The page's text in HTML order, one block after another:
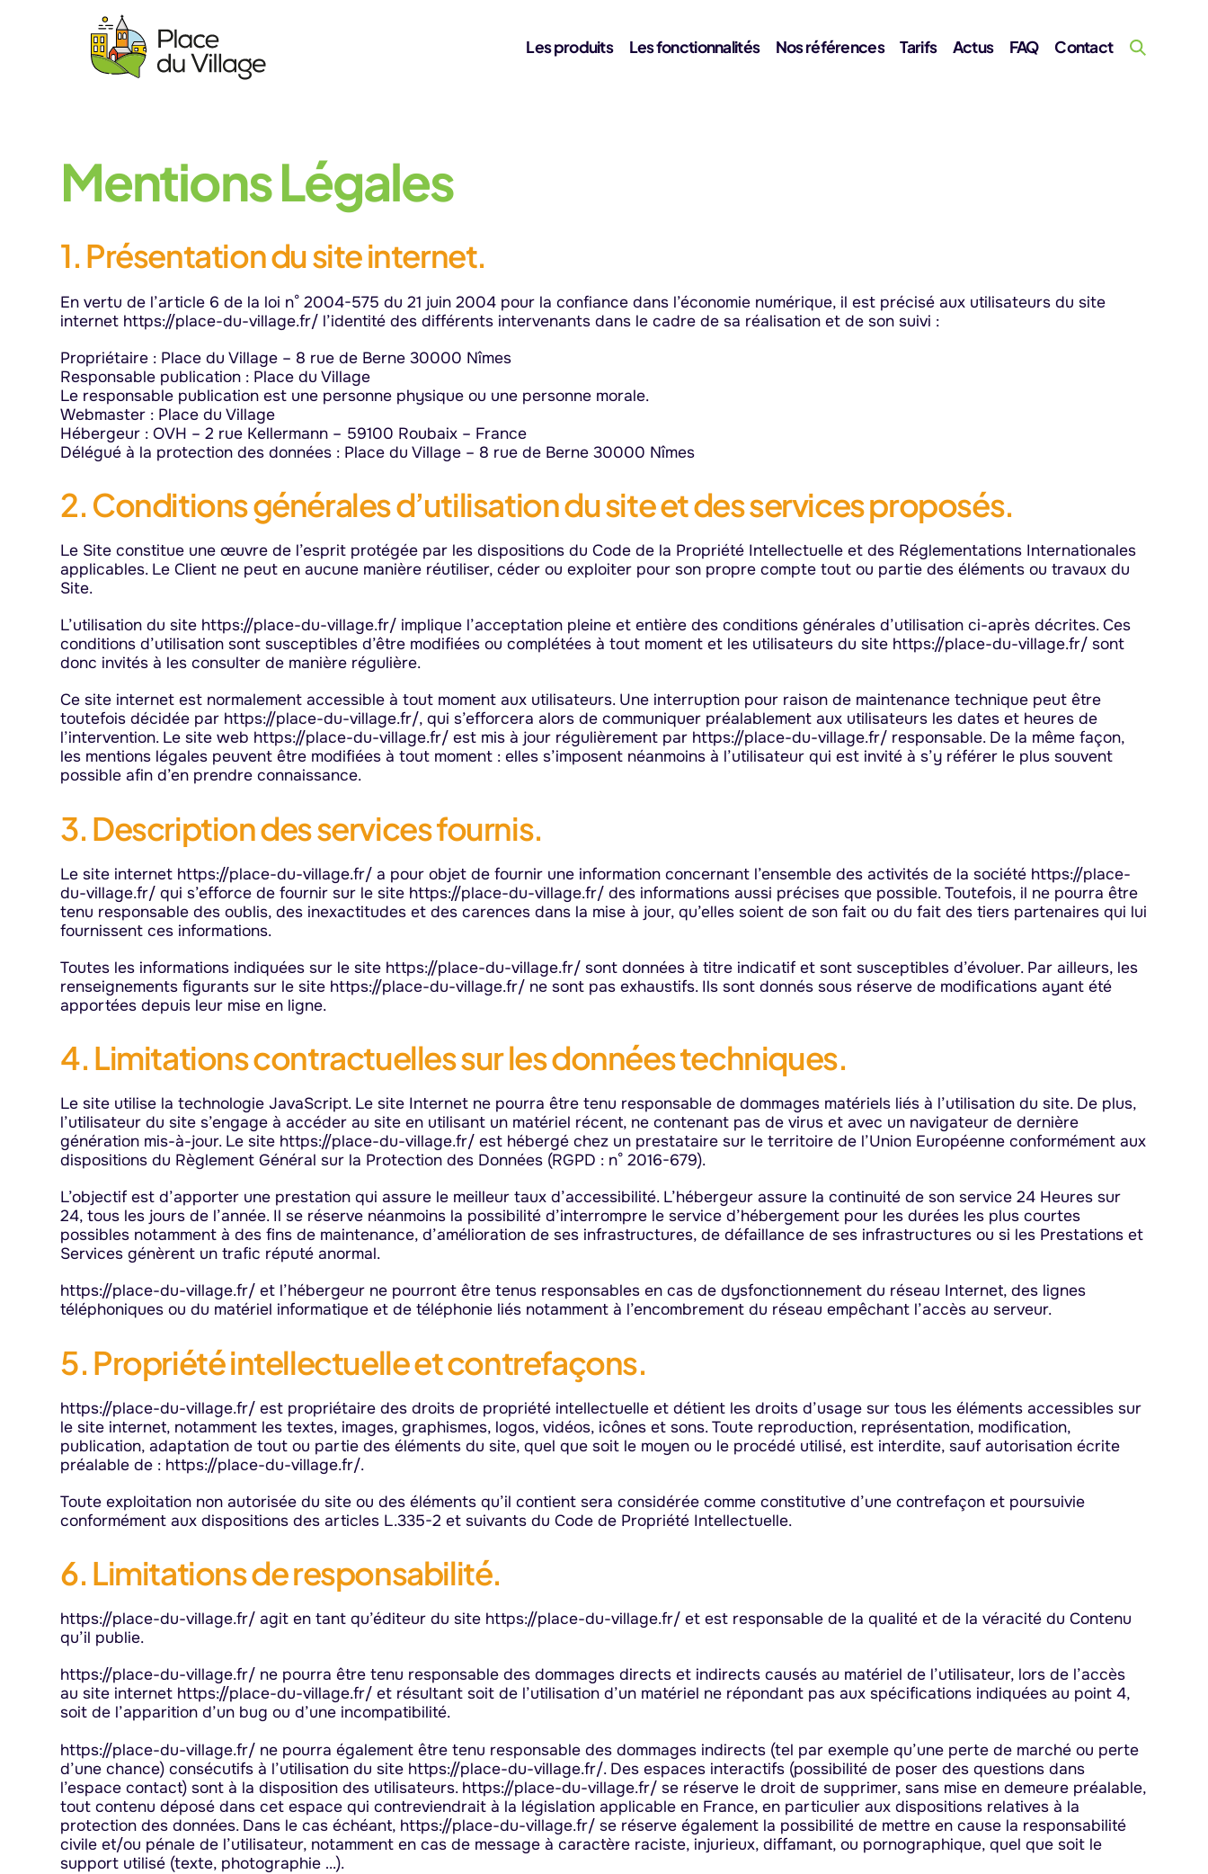
Les produits Les fonctionnalités Nos références Tarifs Actus FAQ Contact
Mentions Légales
1. Présentation du site internet.
En vertu de l’article 6 de la loi n° 2004-575 du 21 juin 2004 pour la confiance dans l’économie numérique, il est précisé aux utilisateurs du site
internet https://place-du-village.fr/ l’identité des différents intervenants dans le cadre de sa réalisation et de son suivi :
Propriétaire : Place du Village – 8 rue de Berne 30000 Nîmes
Responsable publication : Place du Village
Le responsable publication est une personne physique ou une personne morale.
Webmaster : Place du Village
Hébergeur : OVH – 2 rue Kellermann – 59100 Roubaix – France
Délégué à la protection des données : Place du Village – 8 rue de Berne 30000 Nîmes
2. Conditions générales d’utilisation du site et des services proposés.
Le Site constitue une œuvre de l’esprit protégée par les dispositions du Code de la Propriété Intellectuelle et des Réglementations Internationales
applicables. Le Client ne peut en aucune manière réutiliser, céder ou exploiter pour son propre compte tout ou partie des éléments ou travaux du
Site.
L’utilisation du site https://place-du-village.fr/ implique l’acceptation pleine et entière des conditions générales d’utilisation ci-après décrites. Ces
conditions d’utilisation sont susceptibles d’être modifiées ou complétées à tout moment et les utilisateurs du site https://place-du-village.fr/ sont
donc invités à les consulter de manière régulière.
Ce site internet est normalement accessible à tout moment aux utilisateurs. Une interruption pour raison de maintenance technique peut être
toutefois décidée par https://place-du-village.fr/, qui s’efforcera alors de communiquer préalablement aux utilisateurs les dates et heures de
l’intervention. Le site web https://place-du-village.fr/ est mis à jour régulièrement par https://place-du-village.fr/ responsable. De la même façon,
les mentions légales peuvent être modifiées à tout moment : elles s’imposent néanmoins à l’utilisateur qui est invité à s’y référer le plus souvent
possible afin d’en prendre connaissance.
3. Description des services fournis.
Le site internet https://place-du-village.fr/ a pour objet de fournir une information concernant l’ensemble des activités de la société https://place-
du-village.fr/ qui s’efforce de fournir sur le site https://place-du-village.fr/ des informations aussi précises que possible. Toutefois, il ne pourra être
tenu responsable des oublis, des inexactitudes et des carences dans la mise à jour, qu’elles soient de son fait ou du fait des tiers partenaires qui lui
fournissent ces informations.
Toutes les informations indiquées sur le site https://place-du-village.fr/ sont données à titre indicatif et sont susceptibles d’évoluer. Par ailleurs, les
renseignements figurants sur le site https://place-du-village.fr/ ne sont pas exhaustifs. Ils sont donnés sous réserve de modifications ayant été
apportées depuis leur mise en ligne.
4. Limitations contractuelles sur les données techniques.
Le site utilise la technologie JavaScript. Le site Internet ne pourra être tenu responsable de dommages matériels liés à l’utilisation du site. De plus,
l’utilisateur du site s’engage à accéder au site en utilisant un matériel récent, ne contenant pas de virus et avec un navigateur de dernière
génération mis-à-jour. Le site https://place-du-village.fr/ est hébergé chez un prestataire sur le territoire de l’Union Européenne conformément aux
dispositions du Règlement Général sur la Protection des Données (RGPD : n° 2016-679).
L’objectif est d’apporter une prestation qui assure le meilleur taux d’accessibilité. L’hébergeur assure la continuité de son service 24 Heures sur
24, tous les jours de l’année. Il se réserve néanmoins la possibilité d’interrompre le service d’hébergement pour les durées les plus courtes
possibles notamment à des fins de maintenance, d’amélioration de ses infrastructures, de défaillance de ses infrastructures ou si les Prestations et
Services génèrent un trafic réputé anormal.
https://place-du-village.fr/ et l’hébergeur ne pourront être tenus responsables en cas de dysfonctionnement du réseau Internet, des lignes
téléphoniques ou du matériel informatique et de téléphonie liés notamment à l’encombrement du réseau empêchant l’accès au serveur.
5. Propriété intellectuelle et contrefaçons.
https://place-du-village.fr/ est propriétaire des droits de propriété intellectuelle et détient les droits d’usage sur tous les éléments accessibles sur
le site internet, notamment les textes, images, graphismes, logos, vidéos, icônes et sons. Toute reproduction, représentation, modification,
publication, adaptation de tout ou partie des éléments du site, quel que soit le moyen ou le procédé utilisé, est interdite, sauf autorisation écrite
préalable de : https://place-du-village.fr/.
Toute exploitation non autorisée du site ou des éléments qu’il contient sera considérée comme constitutive d’une contrefaçon et poursuivie
conformément aux dispositions des articles L.335-2 et suivants du Code de Propriété Intellectuelle.
6. Limitations de responsabilité.
https://place-du-village.fr/ agit en tant qu’éditeur du site https://place-du-village.fr/ et est responsable de la qualité et de la véracité du Contenu
qu’il publie.
https://place-du-village.fr/ ne pourra être tenu responsable des dommages directs et indirects causés au matériel de l’utilisateur, lors de l’accès
au site internet https://place-du-village.fr/ et résultant soit de l’utilisation d’un matériel ne répondant pas aux spécifications indiquées au point 4,
soit de l’apparition d’un bug ou d’une incompatibilité.
https://place-du-village.fr/ ne pourra également être tenu responsable des dommages indirects (tel par exemple qu’une perte de marché ou perte
d’une chance) consécutifs à l’utilisation du site https://place-du-village.fr/. Des espaces interactifs (possibilité de poser des questions dans
l’espace contact) sont à la disposition des utilisateurs. https://place-du-village.fr/ se réserve le droit de supprimer, sans mise en demeure préalable,
tout contenu déposé dans cet espace qui contreviendrait à la législation applicable en France, en particulier aux dispositions relatives à la
protection des données. Dans le cas échéant, https://place-du-village.fr/ se réserve également la possibilité de mettre en cause la responsabilité
civile et/ou pénale de l’utilisateur, notamment en cas de message à caractère raciste, injurieux, diffamant, ou pornographique, quel que soit le
support utilisé (texte, photographie …).